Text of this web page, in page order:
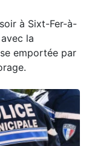
à Sixt-Fer-à-
la
emportée par